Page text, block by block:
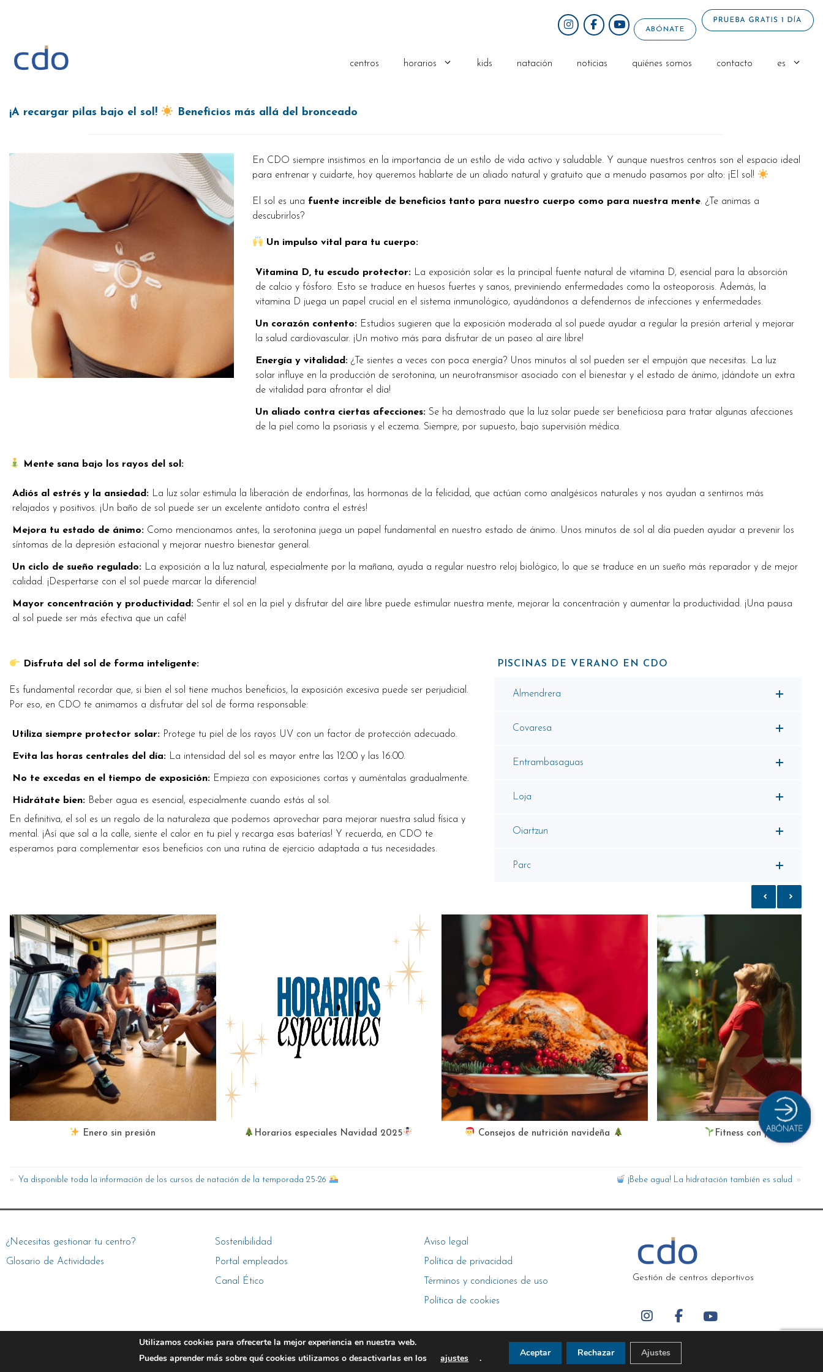
ABÓNATE
centros horarios kids natación noticias quiénes somos contacto es
¡A recargar pilas bajo el sol! Beneficios más allá del bronceado
En CDO siempre insistimos en la importancia de un estilo de vida activo y saludable. Y aunque nuestros centros son el espacio ideal
para entrenar y cuidarte, hoy queremos hablarte de un aliado natural y gratuito que a menudo pasamos por alto: ¡El sol!
El sol es una fuente increíble de beneficios tanto para nuestro cuerpo como para nuestra mente. ¿Te animas a
descubrirlos?
Un impulso vital para tu cuerpo:
Vitamina D, tu escudo protector: La exposición solar es la principal fuente natural de vitamina D, esencial para la absorción
de calcio y fósforo. Esto se traduce en huesos fuertes y sanos, previniendo enfermedades como la osteoporosis. Además, la
vitamina D juega un papel crucial en el sistema inmunológico, ayudándonos a defendernos de infecciones y enfermedades.
Un corazón contento: Estudios sugieren que la exposición moderada al sol puede ayudar a regular la presión arterial y mejorar
la salud cardiovascular. ¡Un motivo más para disfrutar de un paseo al aire libre!
Energía y vitalidad: ¿Te sientes a veces con poca energía? Unos minutos al sol pueden ser el empujón que necesitas. La luz
solar influye en la producción de serotonina, un neurotransmisor asociado con el bienestar y el estado de ánimo, ¡dándote un extra
de vitalidad para afrontar el día!
Un aliado contra ciertas afecciones: Se ha demostrado que la luz solar puede ser beneficiosa para tratar algunas afecciones
de la piel como la psoriasis y el eczema. Siempre, por supuesto, bajo supervisión médica.
Mente sana bajo los rayos del sol:
Adiós al estrés y la ansiedad: La luz solar estimula la liberación de endorfinas, las hormonas de la felicidad, que actúan como analgésicos naturales y nos ayudan a sentirnos más
relajados y positivos. ¡Un baño de sol puede ser un excelente antídoto contra el estrés!
Mejora tu estado de ánimo: Como mencionamos antes, la serotonina juega un papel fundamental en nuestro estado de ánimo. Unos minutos de sol al día pueden ayudar a prevenir los
síntomas de la depresión estacional y mejorar nuestro bienestar general.
Un ciclo de sueño regulado: La exposición a la luz natural, especialmente por la mañana, ayuda a regular nuestro reloj biológico, lo que se traduce en un sueño más reparador y de mejor
calidad. ¡Despertarse con el sol puede marcar la diferencia!
Mayor concentración y productividad: Sentir el sol en la piel y disfrutar del aire libre puede estimular nuestra mente, mejorar la concentración y aumentar la productividad. ¡Una pausa
al sol puede ser más efectiva que un café!
Disfruta del sol de forma inteligente:
Es fundamental recordar que, si bien el sol tiene muchos beneficios, la exposición excesiva puede ser perjudicial.
Por eso, en CDO te animamos a disfrutar del sol de forma responsable:
Utiliza siempre protector solar: Protege tu piel de los rayos UV con un factor de protección adecuado.
Evita las horas centrales del día: La intensidad del sol es mayor entre las 12:00 y las 16:00.
No te excedas en el tiempo de exposición: Empieza con exposiciones cortas y auméntalas gradualmente.
Hidrátate bien: Beber agua es esencial, especialmente cuando estás al sol.
En definitiva, el sol es un regalo de la naturaleza que podemos aprovechar para mejorar nuestra salud física y
mental. ¡Así que sal a la calle, siente el calor en tu piel y recarga esas baterías! Y recuerda, en CDO te
esperamos para complementar esos beneficios con una rutina de ejercicio adaptada a tus necesidades.
PISCINAS DE VERANO EN CDO
Almendrera
Covaresa
Entrambasaguas
Loja
Oiartzun
Parc
Enero sin presión Horarios especiales Navidad 2025 Consejos de nutrición navideña Fitness con propósito
Ya disponible toda la información de los cursos de natación de la temporada 25-26 ¡Bebe agua! La hidratación también es salud
¿Necesitas gestionar tu centro?
Glosario de Actividades
Sostenibilidad
Portal empleados
Canal Ético
Aviso legal
Política de privacidad
Términos y condiciones de uso
Política de cookies
Gestión de centros deportivos
© 2026 cdo
Utilizamos cookies para ofrecerte la mejor experiencia en nuestra web.
Puedes aprender más sobre qué cookies utilizamos o desactivarlas en los
ajustes . Aceptar Rechazar Ajustes